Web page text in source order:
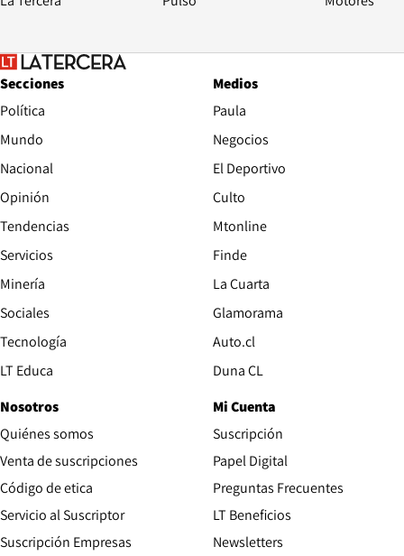
Secciones
Política
Mundo
Nacional
Opinión
Tendencias
Servicios
Minería
Sociales
Tecnología
LT Educa
Medios
Paula
Negocios
El Deportivo
Culto
Mtonline
Finde
La Cuarta
Glamorama
Auto.cl
Duna CL
Nosotros
Quiénes somos
Venta de suscripciones
Código de etica Opens in new window
Servicio al Suscriptor
Suscripción Empresas
Mi Cuenta
Suscripción
Papel Digital
Preguntas Frecuentes
LT Beneficios
Newsletters